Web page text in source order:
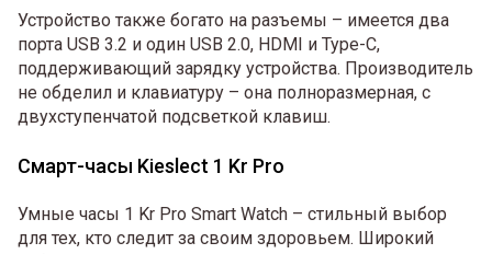
Устройство также богато на разъемы – имеется два
порта USB 3.2 и один USB 2.0, HDMI и Type-C,
поддерживающий зарядку устройства. Производитель
не обделил и клавиатуру – она полноразмерная, с
двухступенчатой подсветкой клавиш.
Смарт-часы Kieslect 1 Kr Pro
Умные часы 1 Kr Pro Smart Watch – стильный выбор
для тех, кто следит за своим здоровьем. Широкий